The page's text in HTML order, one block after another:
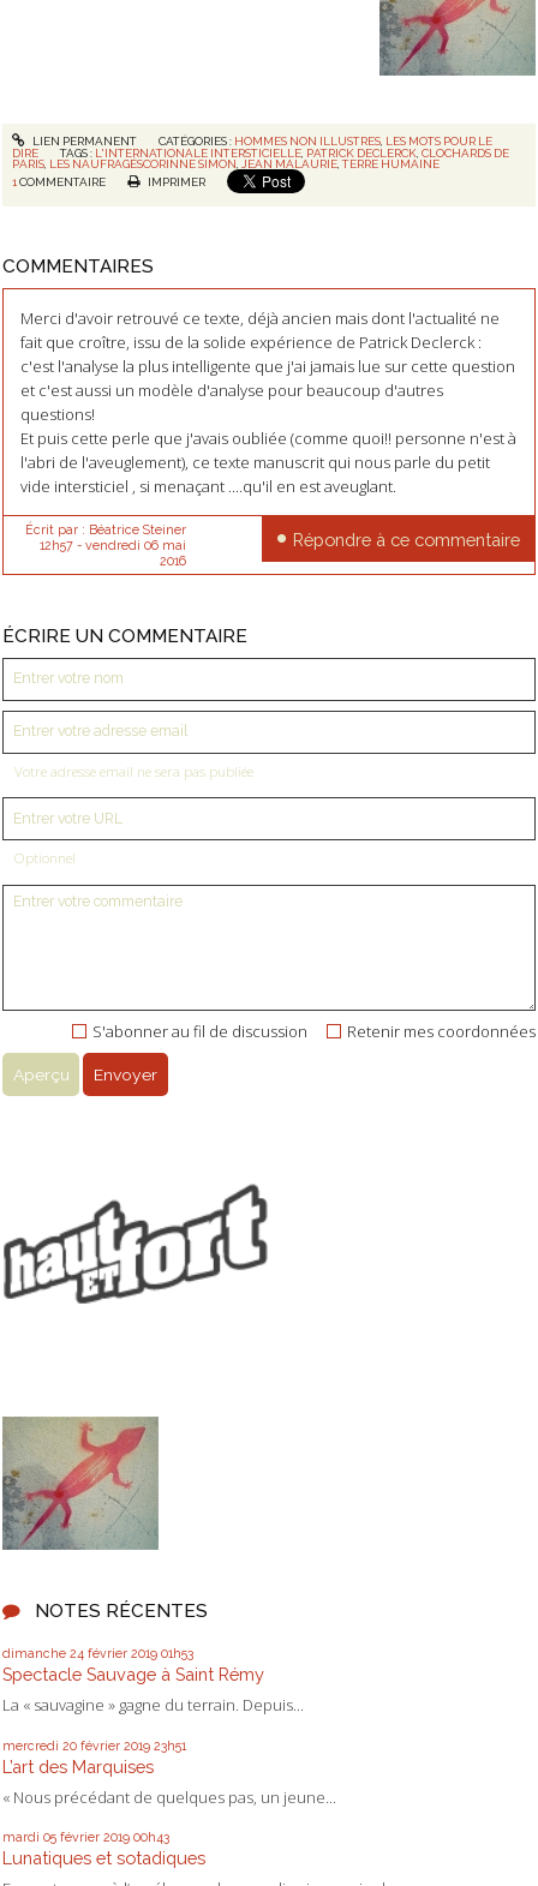
NOTES RÉCENTES
dimanche 24 février 2019 01h53
Spectacle Sauvage à Saint Rémy
La « sauvagine » gagne du terrain. Depuis...
mercredi 20 février 2019 23h51
L’art des Marquises
« Nous précédant de quelques pas, un jeune...
mardi 05 février 2019 00h43
Lunatiques et sotadiques
LIEN PERMANENT CATÉGORIES : HOMMES NON ILLUSTRES, LES MOTS POUR LE
DIRE
TAGS : L'INTERNATIONALE INTERSTICIELLE, PATRICK DECLERCK,CLOCHARDS DE
PARIS, LES NAUFRAGÉSCORINNE SIMON,JEAN MALAURIE,TERRE HUMAINE
1 COMMENTAIRE IMPRIMER
COMMENTAIRES
Merci d'avoir retrouvé ce texte, déjà ancien mais dont l'actualité ne
fait que croître, issu de la solide expérience de Patrick Declerck :
c'est l'analyse la plus intelligente que j'ai jamais lue sur cette question
et c'est aussi un modèle d'analyse pour beaucoup d'autres
questions!
Et puis cette perle que j'avais oubliée (comme quoi!! personne n'est à
l'abri de l'aveuglement), ce texte manuscrit qui nous parle du petit
vide intersticiel , si menaçant ....qu'il en est aveuglant.
Écrit par : Béatrice Steiner
12h57- vendredi 06 mai
2016
Répondre à ce commentaire
ÉCRIRE UN COMMENTAIRE
Votre adresse email ne sera pas publiée
Optionnel
Retenir mes coordonnées
S'abonner au fil de discussion